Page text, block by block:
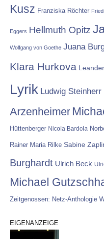
Kusz Franziska Röchter
Eggers Hellmuth Opitz
Wolfgang von Goethe Juana
Klara Hurkova
Lyrik Ludwig Steinherr
Arzenheimer
Hüttenberger Nicola Bardola
Rainer Maria Rilke Sabine
Burghardt Ulrich Beck
Michael
Zeitgenossen: Netz-Anthologie
EIGENANZEIGE